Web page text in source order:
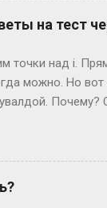
– экватор,
высшего
или сотрудники
на тест
точки над i.
можно. Но
Почему?
живут данные —
сайты
сайтов,